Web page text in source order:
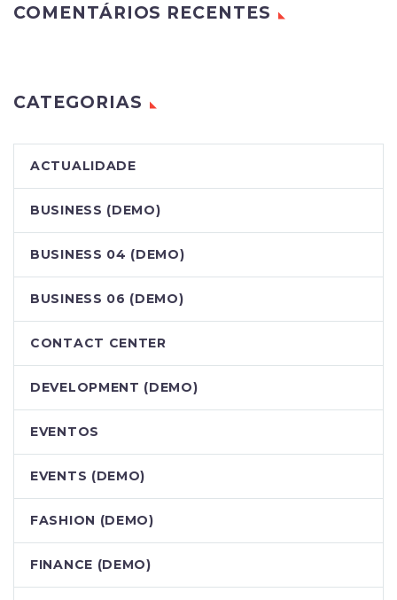
COMENTÁRIOS RECENTES
CATEGORIAS
ACTUALIDADE
BUSINESS (DEMO)
BUSINESS 04 (DEMO)
BUSINESS 06 (DEMO)
CONTACT CENTER
DEVELOPMENT (DEMO)
EVENTOS
EVENTS (DEMO)
FASHION (DEMO)
FINANCE (DEMO)